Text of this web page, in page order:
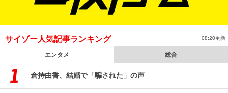
サイゾー人気記事ランキング 08:20更新
エンタメ 総合
倉持由香、結婚で「騙された」の声